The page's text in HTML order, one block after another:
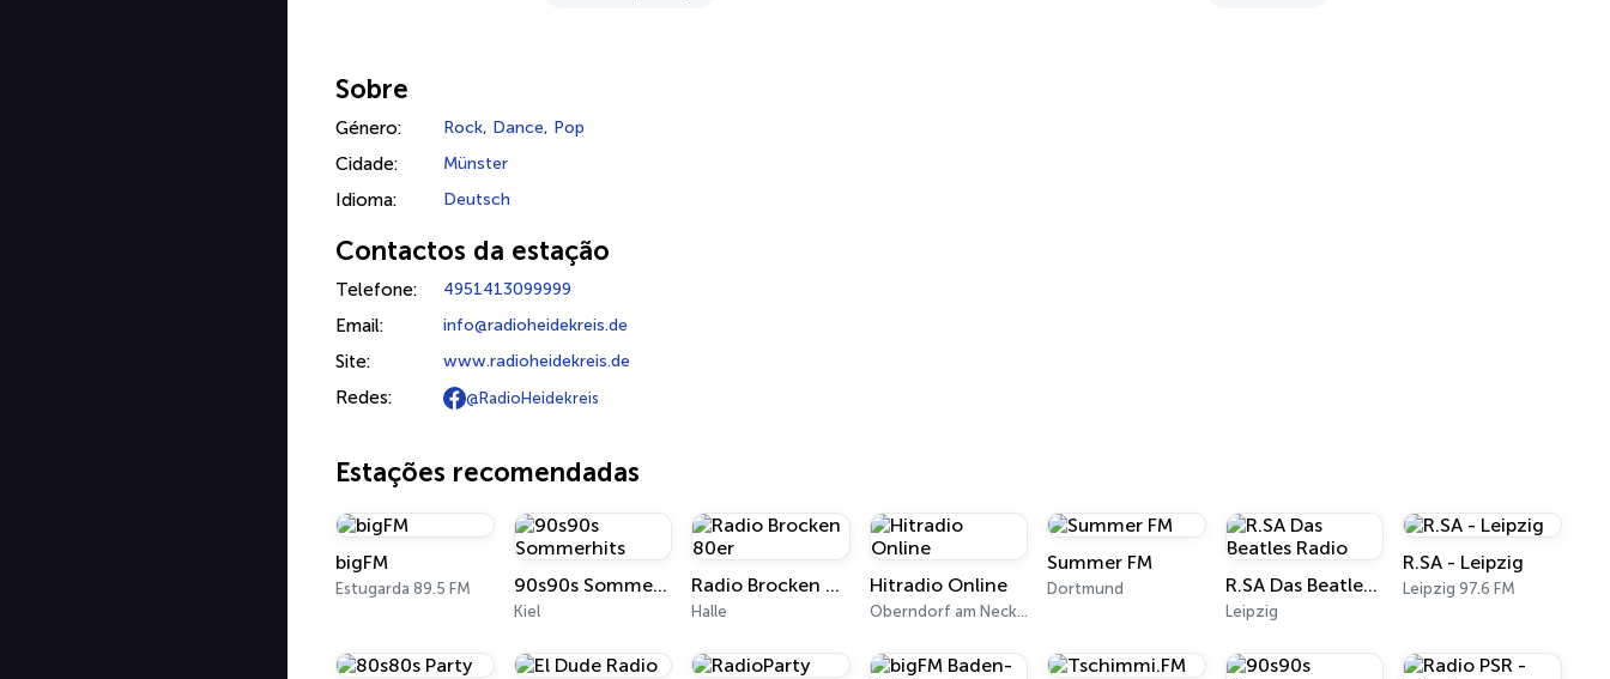
Sobre
Género: Rock, Dance, Pop
Cidade: Münster
Idioma: Deutsch
Contactos da estação
Telefone: 4951413099999
Email: info@radioheidekreis.de
Site: www.radioheidekreis.de
Redes: @RadioHeidekreis
Estações recomendadas
bigFM
Estugarda 89.5 FM 90s90s Sommerhits
Kiel
Radio Brocken 80er
Halle
Hitradio Online
Oberndorf am Neckar
Summer FM
Dortmund R.SA Das Beatles Radio
Leipzig
R.SA - Leipzig
Leipzig 97.6 FM